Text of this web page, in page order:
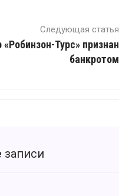
Следующая статья
«Робинзон-Турс» признан
банкротом